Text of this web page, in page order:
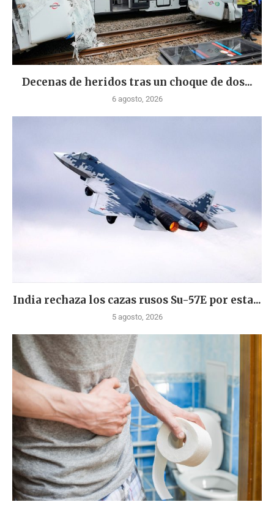
Decenas de heridos tras un choque de dos...
6 agosto, 2026
India rechaza los cazas rusos Su-57E por esta...
5 agosto, 2026